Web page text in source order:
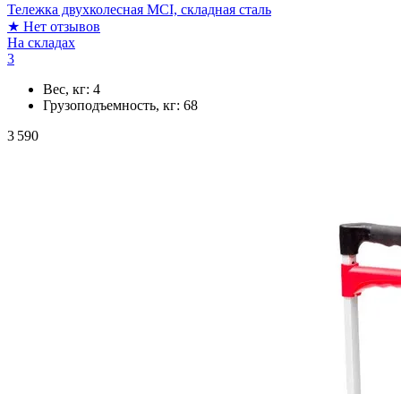
Тележка двухколесная MCI, складная сталь
★ Нет отзывов
На складах
3
Вес, кг: 4
Грузоподъемность, кг: 68
3 590